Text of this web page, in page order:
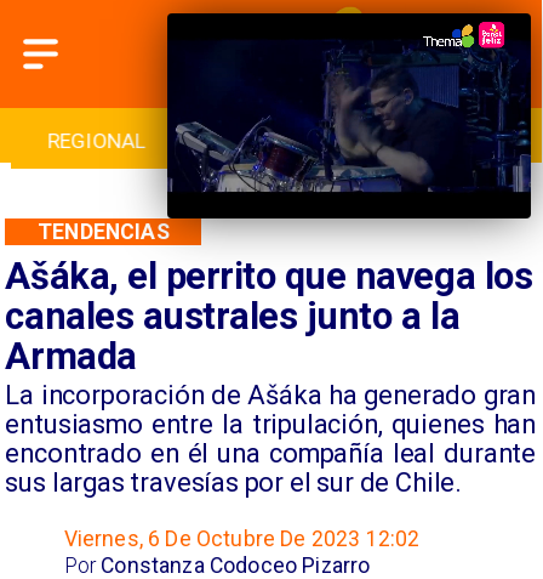
INTERNACIONAL DEPORTES
Ašáka, el perrito que navega los
canales australes junto a la
Armada
​La incorporación de Ašáka ha generado gran
entusiasmo entre la tripulación, quienes han
encontrado en él una compañía leal durante
sus largas travesías por el sur de Chile.
TENDENCIAS
Viernes, 6 De Octubre De 2023 12:02
Constanza Codoceo Pizarro
Por